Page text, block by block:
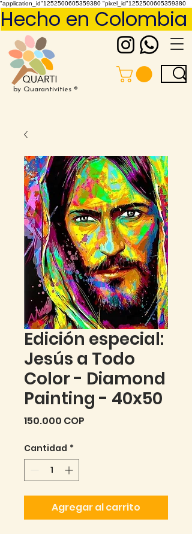
"application_id"1252500605359380 "pixel_id"1252500605359380
by Quarantivities ®
Hecho en
Edición especial:
Jesús a Todo
Color - Diamond
Painting - 40x50
150.000 COP
Cantidad *
Agregar al carrito